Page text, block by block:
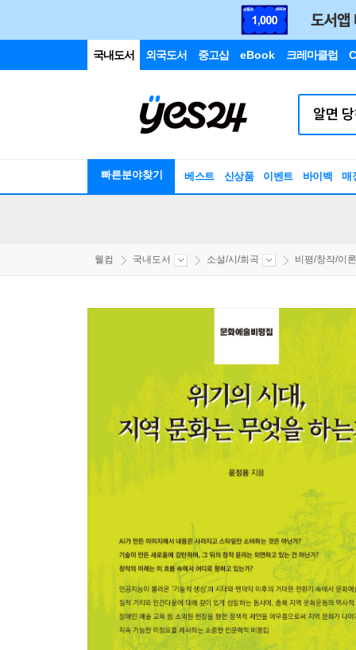
국내도서 외국도서 중고샵 eBook 크레마클럽
빠른분야찾기 베스트 신상품 이벤트 바이백 매
웰컴 국내도서 소설/시/희곡 비평/창작/이론